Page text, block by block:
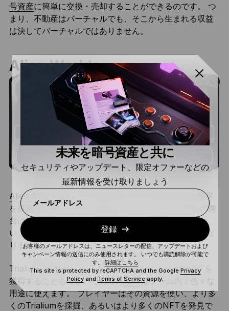
号資産に簡単に交換・売却することができるのです。 つ
まり、不動産はバーチャルでも、そこから生まれる収益
は決してバーチャルではありません。
Alien Worlds
Alien Worlds
は、その名の通り、宇宙の遥か彼方の惑星
を探索することがテーマのゲームです。 このゲームの舞
台は2055年。あなたは探検家として他の惑星へと向か
い、Trilium(TLM)という貴重な資源を採掘しなければな
りません。
Trialiumの採掘中、プレイヤーは様々なタイプのNFTを
獲得することもでき、それらのNFTはゲーム内で色々な
用途に使えます。 プレイヤーはその資源を使い、より多
くのTrialiumを採掘、あるいはより多くのNFTを発見で
未来を暗号資産と共に
セキュリティやアップデート、限定オファーなどの
最新情報を受け取りましょう
メールアドレス
登録
お客様のメールアドレスは、ニュースレターの配信、アップデートおよび
キャンペーン情報の送信にのみ使用されます。 いつでも購読解除が可能で
す。 詳細はこちら
This site is protected by reCAPTCHA and the Google Privacy
Policyand Terms of Serviceapply.